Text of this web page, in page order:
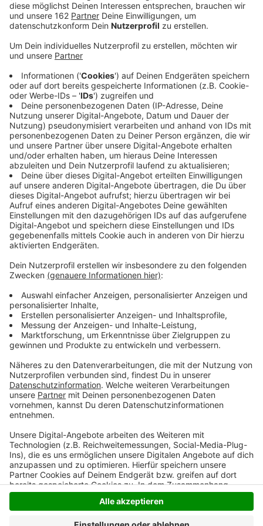
Anzeige
Anzeige
Die Ossenberger dürfen in Zukunft wieder ans
die Stadt Rheinberg und die Bürgerinitiative"Contra
Rheinuferverbot" haben einen Kompromiss gefunden.
Im Naturschutzgebiet am Rhein in Rheinberg-
Ossenberg soll ein Rundweg für Spaziergänger
angelegt werden, als Zugang eine Treppe am Deich.
Das sogenannte "Besucherlenkungskonzept" verbietet
aber auch weiterhin das Grillen, Picknicken oder Zelten
in der Rheinaue. Die Besucher müssen auf den Wegen
bleiben und ihre Hunde anleinen. Bis zur Umsetzung
des Konzeptes kann es aber noch dauern. Mit der
Planung kann wohl erst im kommenden Jahr begonnen
werden, mit dem Treppenbau 2022.
Die Ranger des RVR hatten in Ossenberg zuletzt
immer wieder Besucher darauf hingewiesen, dass sie
durften.
Anzeige
Anzeige